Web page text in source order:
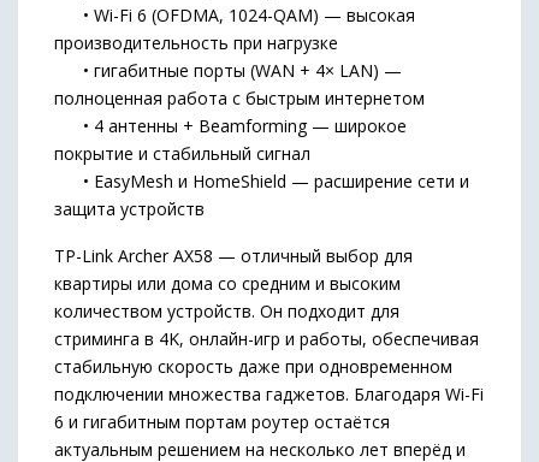
• Wi-Fi 6 (OFDMA, 1024-QAM) — высокая
производительность при нагрузке
• гигабитные порты (WAN + 4× LAN) —
полноценная работа с быстрым интернетом
• 4 антенны + Beamforming — широкое
покрытие и стабильный сигнал
• EasyMesh и HomeShield — расширение сети и
защита устройств
TP-Link Archer AX58 — отличный выбор для
квартиры или дома со средним и высоким
количеством устройств. Он подходит для
стриминга в 4K, онлайн-игр и работы, обеспечивая
стабильную скорость даже при одновременном
подключении множества гаджетов. Благодаря Wi-Fi
6 и гигабитным портам роутер остаётся
актуальным решением на несколько лет вперёд и